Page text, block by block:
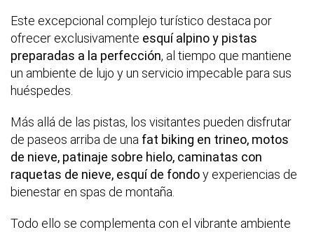
Este excepcional complejo turístico destaca por
ofrecer exclusivamente esquí alpino y pistas
preparadas a la perfección, al tiempo que mantiene
un ambiente de lujo y un servicio impecable para sus
huéspedes.
Más allá de las pistas, los visitantes pueden disfrutar
de paseos arriba de una fat biking en trineo, motos
de nieve, patinaje sobre hielo, caminatas con
raquetas de nieve, esquí de fondoy experiencias de
bienestar en spas de montaña.
Todo ello se complementa con el vibrante ambiente